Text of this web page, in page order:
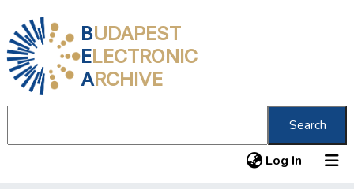
BUDAPEST
ELECTRONIC
ARCHIVE
Search
Log In (current)